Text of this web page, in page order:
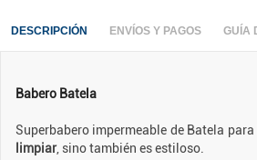
DESCRIPCIÓN ENVÍOS Y PAGOS GUÍA
Babero Batela
Superbabero impermeable de Batela
limpiar, sino también es estiloso.